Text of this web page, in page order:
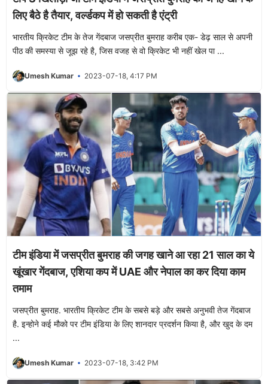
लिए बैठे है तैयार, वर्ल्डकप में हो सकती है एंट्री
भारतीय क्रिकेट टीम के तेज गेंदबाज जसप्रीत बुमराह करीब एक- डेढ़ साल से अपनी
पीठ की समस्या से जूझ रहे है, जिस वजह से वो क्रिकेट भी नहीं खेल पा ...
Umesh Kumar 2023-07-18, 4:17 PM
टीम इंडिया में जसप्रीत बुमराह की जगह खाने आ रहा 21 साल का ये
खूंखार गेंदबाज, एशिया कप में UAE और नेपाल का कर दिया काम
तमाम
जसप्रीत बुमराह. भारतीय क्रिकेट टीम के सबसे बड़े और सबसे अनुभवी तेज गेंदबाज
है. इन्होने कई मौको पर टीम इंडिया के लिए शानदार प्रदर्शन किया है, और खुद के दम
...
Umesh Kumar 2023-07-18, 3:42 PM